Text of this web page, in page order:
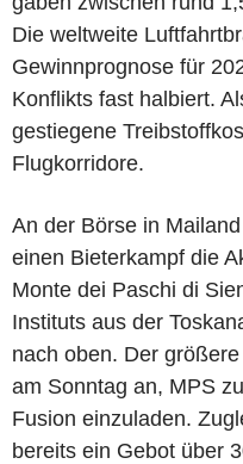
Die weltweite
Gewinnprognose für
Konflikts fast halbiert.
gestiegene
Flugkorridore.
An der Börse in
einen Bieterkampf die
Monte dei Paschi di
Instituts aus der
nach oben. Der
am Sonntag an, MPS
Fusion einzuladen.
bereits ein Gebot über